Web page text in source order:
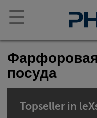
☰
посуда
Topseller in